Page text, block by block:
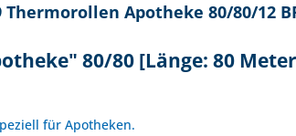
Apotheke 80/80/12
80/80 [Länge: 80
für Apotheken.